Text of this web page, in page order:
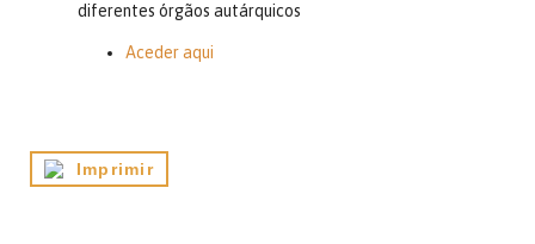
diferentes órgãos autárquicos
Aceder aqui
Imprimir